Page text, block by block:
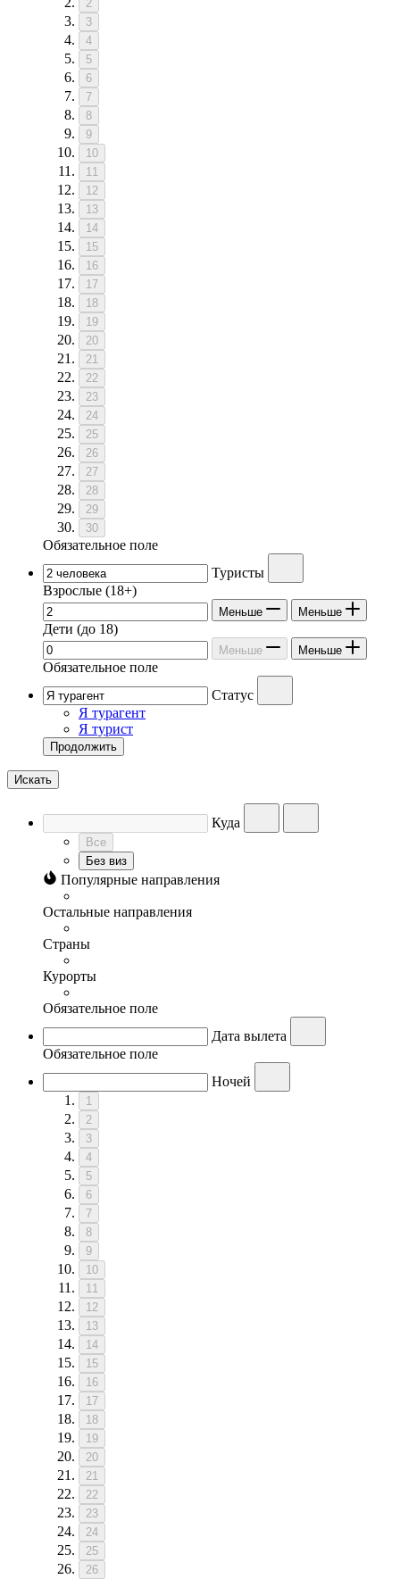
2
3
4
5
6
7
8
9
10
11
12
13
14
15
16
17
18
19
20
21
22
23
24
25
26
27
28
29
30
Обязательное поле
Туристы
Взрослые (18+)
Меньше Меньше
Дети (до 18)
Меньше Меньше
Обязательное поле
Статус
Я турагент
Я турист
Продолжить
Искать
Куда
Все
Без виз
Популярные направления
Остальные направления
Страны
Курорты
Обязательное поле
Дата вылета
Обязательное поле
Ночей
1
2
3
4
5
6
7
8
9
10
11
12
13
14
15
16
17
18
19
20
21
22
23
24
25
26